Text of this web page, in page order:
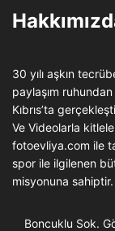
30 yılı aşkın
paylaşım
Kıbrıs’ta
Ve Videolarla
fotoevliya.com ile
spor ile ilgilenen
misyonuna sahiptir.
Boncuklu Sok.